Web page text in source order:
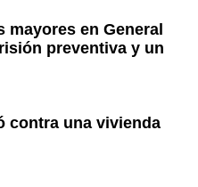
mayores en General
preventiva y un
contra una vivienda